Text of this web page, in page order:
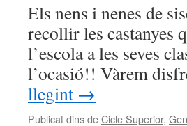
Els nens i nenes de
recollir les castanyes
l’escola a les seves
l’ocasió!! Vàrem
llegint →
Publicat dins deCicle Superior,